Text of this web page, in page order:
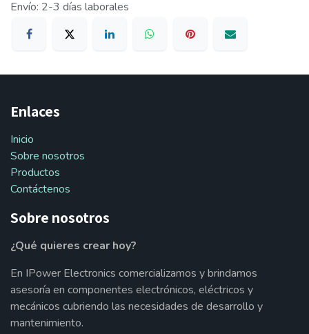
Envío: 2-3 días laborales
Enlaces
Inicio
Sobre nosotros
Productos
Contáctenos
Sobre nosotros
¿Qué quieres crear hoy?
En IPower Electronics comercializamos y brindamos
asesoría en componentes electrónicos, eléctricos y
mecánicos cubriendo las necesidades de desarrollo y
mantenimiento.